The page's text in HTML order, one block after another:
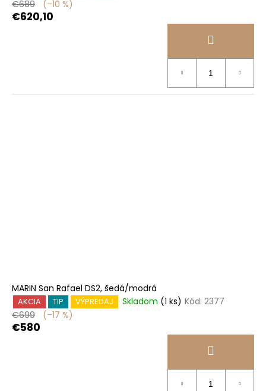
€689
(–10 %)
€620,10
MARIN San Rafael DS2, šedá/modrá
AKCIA TIP VÝPREDAJ Skladom (1 ks) Kód: 2377
€699
(–17 %)
€580